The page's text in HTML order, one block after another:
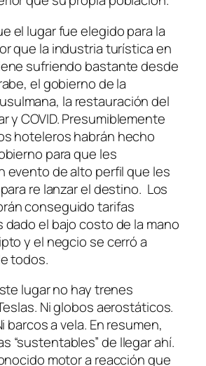
el lugar fue elegido para la
que la industria turística en
sufriendo bastante desde
el gobierno de la
la restauración del
y COVID. Presumiblemente
hoteleros habrán hecho
para que les
evento de alto perfil que les
re lanzar el destino. Los
conseguido tarifas
el bajo costo de la mano
y el negcio se cerró a
todos.
lugar no hay trenes
Ni globos aerostáticos.
barcos a vela. En resumen,
“sustentables” de llegar ahí.
motor a reacción que